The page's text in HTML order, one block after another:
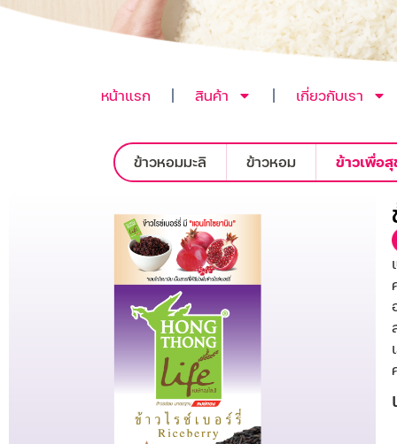
หน้าแรก สินค้า เกี่ยวกับเรา
ข้าวหอมมะลิ ข้าวหอม ข้าวเพื่อ